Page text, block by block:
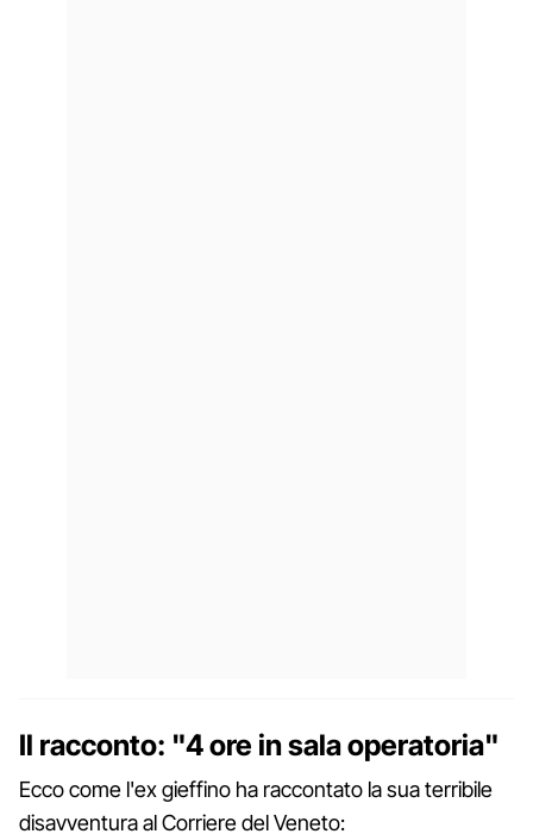
Il racconto: "4 ore in sala operatoria"
Ecco come l'ex gieffino ha raccontato la sua terribile
disavventura al Corriere del Veneto: